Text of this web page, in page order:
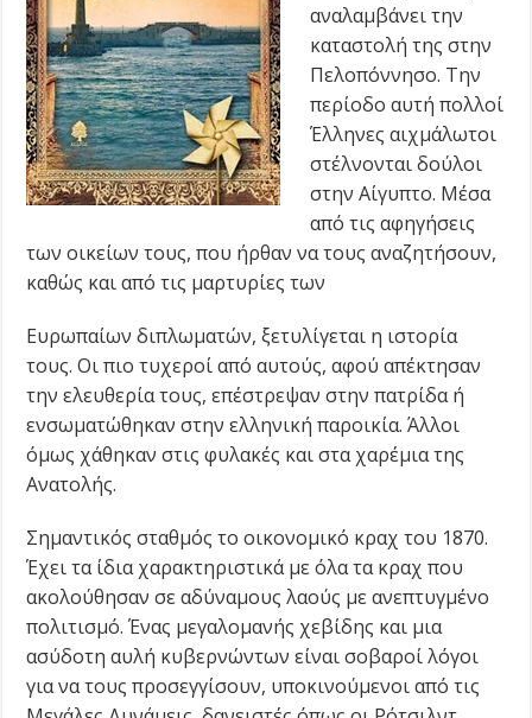
αναλαμβάνει την
καταστολή της στην
Πελοπόννησο. Την
περίοδο αυτή πολλοί
Έλληνες αιχμάλωτοι
στέλνονται δούλοι
στην Αίγυπτο. Μέσα
από τις αφηγήσεις
των οικείων τους, που ήρθαν να τους αναζητήσουν,
καθώς και από τις μαρτυρίες των
Ευρωπαίων διπλωματών, ξετυλίγεται η ιστορία
τους. Οι πιο τυχεροί από αυτούς, αφού απέκτησαν
την ελευθερία τους, επέστρεψαν στην πατρίδα ή
ενσωματώθηκαν στην ελληνική παροικία. Άλλοι
όμως χάθηκαν στις φυλακές και στα χαρέμια της
Ανατολής.
Σημαντικός σταθμός το οικονομικό κραχ του 1870.
Έχει τα ίδια χαρακτηριστικά με όλα τα κραχ που
ακολούθησαν σε αδύναμους λαούς με ανεπτυγμένο
πολιτισμό. Ένας μεγαλομανής χεβίδης και μια
ασύδοτη αυλή κυβερνώντων είναι σοβαροί λόγοι
για να τους προσεγγίσουν, υποκινούμενοι από τις